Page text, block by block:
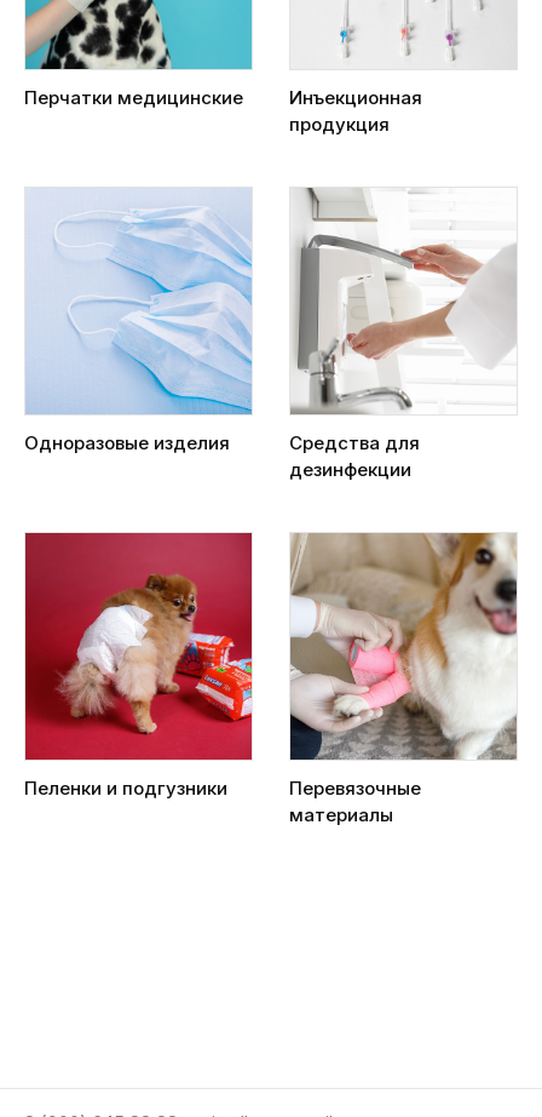
Перчатки медицинские
Инъекционная
продукция
Одноразовые изделия
Средства для
дезинфекции
Пеленки и подгузники
Перевязочные
материалы